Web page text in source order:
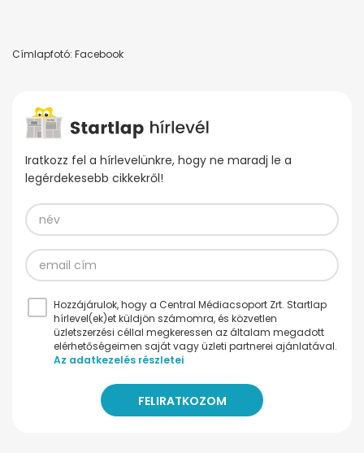
Címlapfotó: Facebook
Iratkozz fel a hírlevelünkre, hogy ne maradj le a
legérdekesebb cikkekről!
Hozzájárulok, hogy a Central Médiacsoport Zrt. Startlap
hírlevel(ek)et küldjön számomra, és közvetlen
üzletszerzési céllal megkeressen az általam megadott
elérhetőségeimen saját vagy üzleti partnerei ajánlatával.
Az adatkezelés részletei